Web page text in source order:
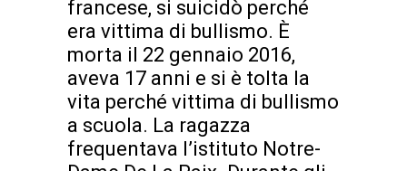
francese, si suicidò perché
era vittima di bullismo. È
morta il 22 gennaio 2016,
aveva 17 anni e si è tolta la
vita perché vittima di bullismo
a scuola. La ragazza
frequentava l’istituto Notre-